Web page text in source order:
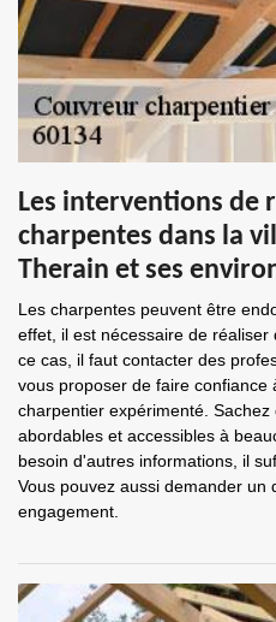
Les interventions de
charpentes dans la
Therain et ses
Les charpentes peuvent être
effet, il est nécessaire de
ce cas, il faut contacter des
vous proposer de faire confiance
charpentier expérimenté.
abordables et accessibles à
besoin d'autres informations, il
Vous pouvez aussi demander un
engagement.